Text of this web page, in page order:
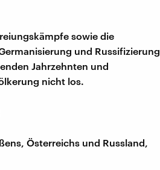
sowie die
und Russifizierung
Jahrzehnten und
nicht los.
Österreichs und Russland,